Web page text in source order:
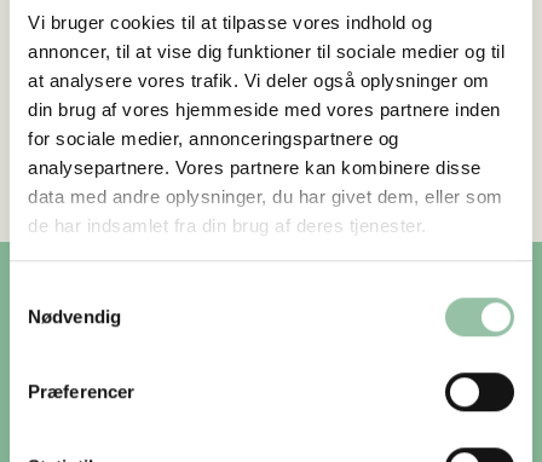
Vi bruger cookies til at tilpasse vores indhold og
annoncer, til at vise dig funktioner til sociale medier og til
at analysere vores trafik. Vi deler også oplysninger om
din brug af vores hjemmeside med vores partnere inden
for sociale medier, annonceringspartnere og
analysepartnere. Vores partnere kan kombinere disse
data med andre oplysninger, du har givet dem, eller som
de har indsamlet fra din brug af deres tjenester.
Nødvendig
Præferencer
Båskærvej. I Gårslev starter man turen på
Møllestien, hvor der er parkeringsmuligheder
ved spejderhuset eller ved Brugsen. Færdsel
til hest og på mountainbike er ikke tilladt på
sporet.
Praktiske oplysninger